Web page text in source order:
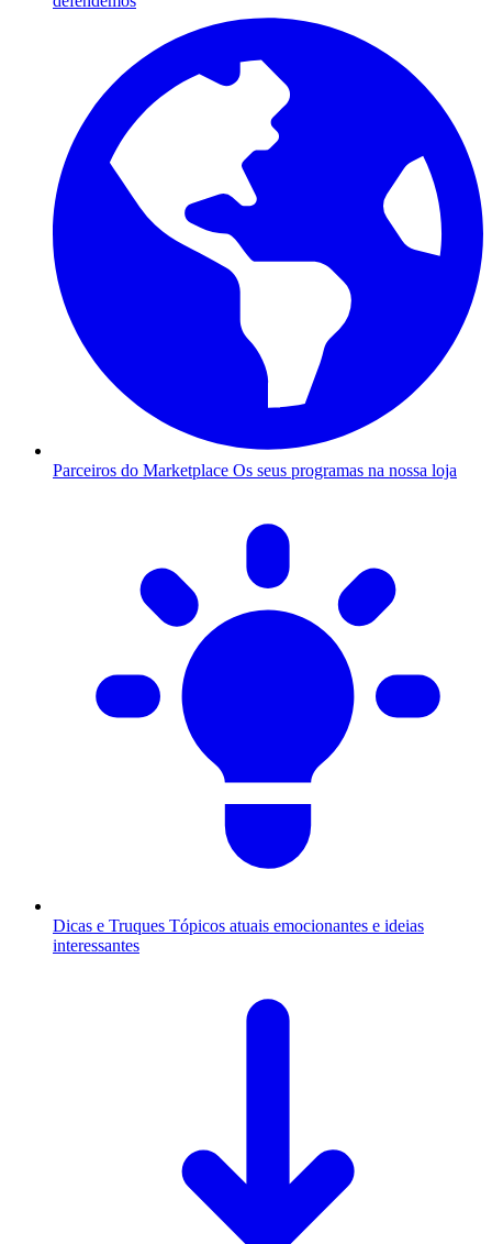
Parceiros do Marketplace Os seus programas na nossa loja
Dicas e Truques Tópicos atuais emocionantes e ideias
interessantes